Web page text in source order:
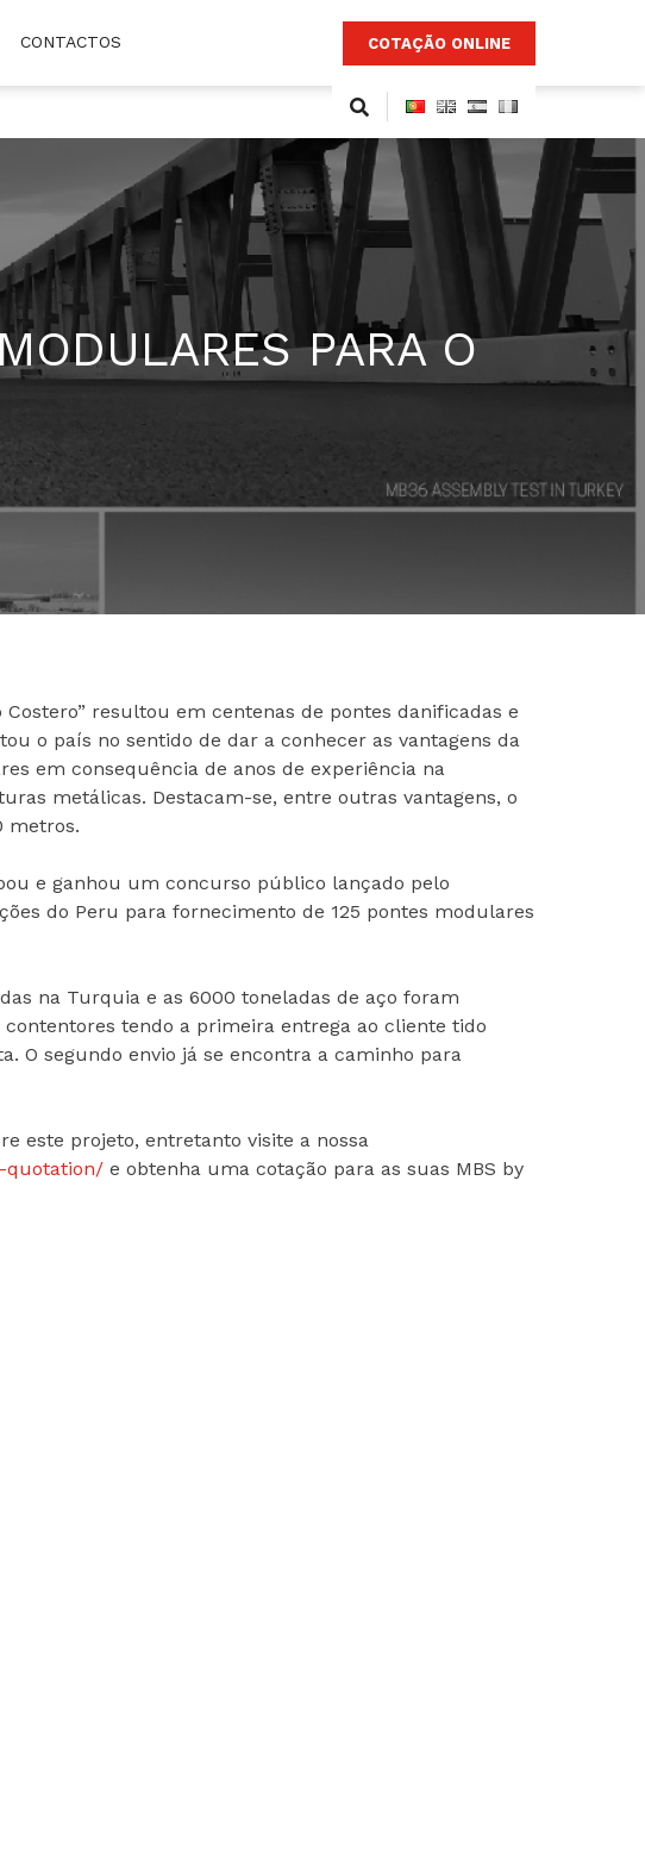
CONTACTOS COTAÇÃO ONLINE
PARA O
resultou em centenas de pontes danificadas e
o país no sentido de dar a conhecer as vantagens da
em consequência de anos de experiência na
metálicas. Destacam-se, entre outras vantagens, o
metros.
e ganhou um concurso público lançado pelo
do Peru para fornecimento de 125 pontes modulares
na Turquia e as 6000 toneladas de aço foram
tendo a primeira entrega ao cliente tido
O segundo envio já se encontra a caminho para
este projeto, entretanto visite a nossa
quotation/ e obtenha uma cotação para as suas MBS by